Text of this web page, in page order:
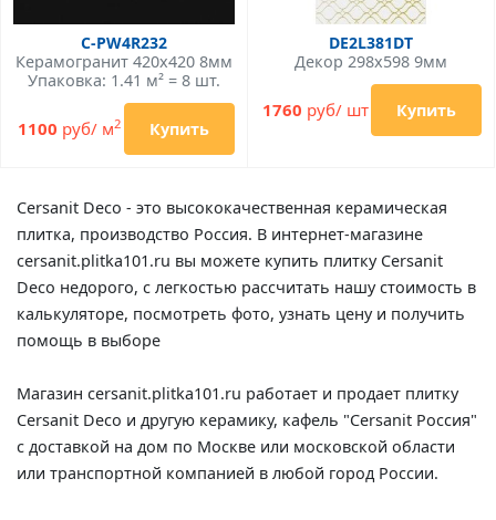
C-PW4R232
Керамогранит 420x420 8мм
Упаковка: 1.41 м² = 8 шт.
1100 руб/ м2 Купить
DE2L381DT
Декор 298x598 9мм
1760 руб/ шт Купить
Cersanit Deco - это высококачественная керамическая
плитка, производство Россия. В интернет-магазине
cersanit.plitka101.ru вы можете купить плитку Cersanit
Deco недорого, с легкостью рассчитать нашу стоимость в
калькуляторе, посмотреть фото, узнать цену и получить
помощь в выборе
Магазин cersanit.plitka101.ru работает и продает плитку
Cersanit Deco и другую керамику, кафель "Cersanit Россия"
с доставкой на дом по Москве или московской области
или транспортной компанией в любой город России.